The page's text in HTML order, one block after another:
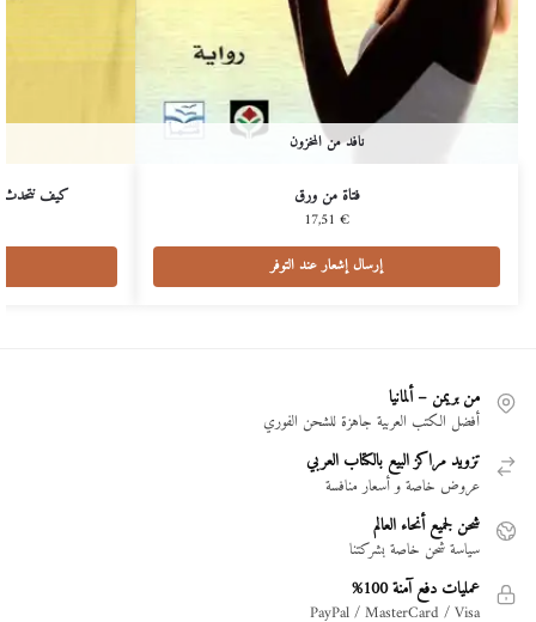
نافد من المخزون
فتاة من ورق
17,51 €
إرسال إشعار عند التوفر
كيف نتحدث
من بريمن – ألمانيا
أفضل الكتب العربية جاهزة للشحن الفوري
تزويد مراكز البيع بالكتاب العربي
عروض خاصة و أسعار منافسة
شحن لجميع أنحاء العالم
سياسة شحن خاصة بشركتنا
عمليات دفع آمنة 100%
PayPal / MasterCard / Visa